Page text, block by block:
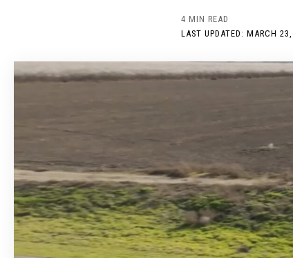
LAST UPDATED: MARCH
4 MIN READ